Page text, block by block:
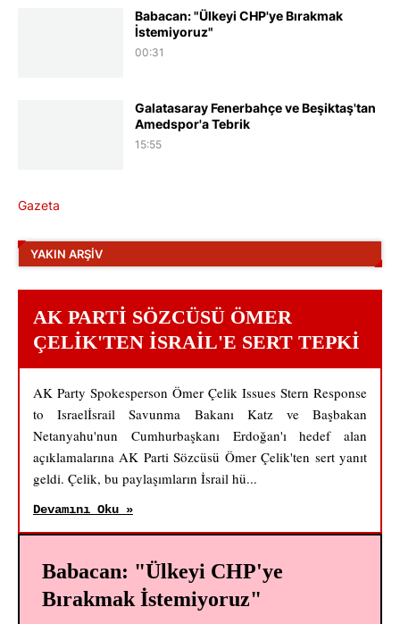
Babacan: "Ülkeyi CHP'ye Bırakmak
İstemiyoruz"
00:31
Galatasaray Fenerbahçe ve Beşiktaş'tan
Amedspor'a Tebrik
15:55
Gazeta
YAKIN ARŞIV
AK PARTI SÖZCÜSÜ ÖMER
ÇELIK'TEN İSRAIL'E SERT TEPKI
AK Party Spokesperson Ömer Çelik Issues Stern Response
to Israelİsrail Savunma Bakanı Katz ve Başbakan
Netanyahu'nun Cumhurbaşkanı Erdoğan'ı hedef alan
açıklamalarına AK Parti Sözcüsü Ömer Çelik'ten sert yanıt
geldi. Çelik, bu paylaşımların İsrail hü...
Devamını Oku »
Babacan: "Ülkeyi CHP'ye
Bırakmak İstemiyoruz"